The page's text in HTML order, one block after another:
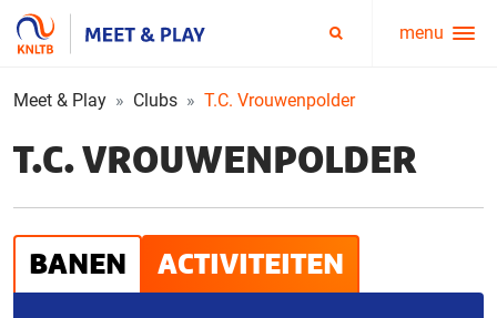
Service
menu
menu
Meet & Play Clubs T.C. Vrouwenpolder
T.C. VROUWENPOLDER
BANEN ACTIVITEITEN